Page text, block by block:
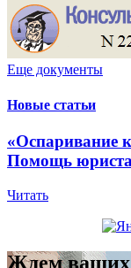
Еще документы
Новые статьи
«Оспаривание
Помощь
Читать
Ждем ваших